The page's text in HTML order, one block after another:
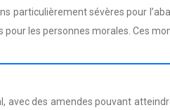
particulièrement sévères pour
pour les personnes morales. Ces
avec des amendes pouvant